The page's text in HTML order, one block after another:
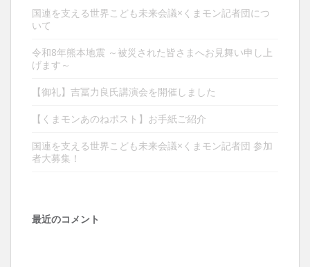
国連を支える世界こども未来会議×くまモン記者団につ
いて
令和8年熊本地震 ～被災された皆さまへお見舞い申し上
げます～
【御礼】吉冨力良氏講演会を開催しました
【くまモンあのねポスト】お手紙ご紹介
国連を支える世界こども未来会議×くまモン記者団 参加
者大募集！
最近のコメント